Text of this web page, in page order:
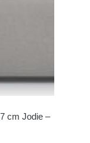
cm Jodie –